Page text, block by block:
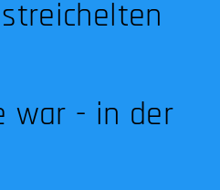
war - in der